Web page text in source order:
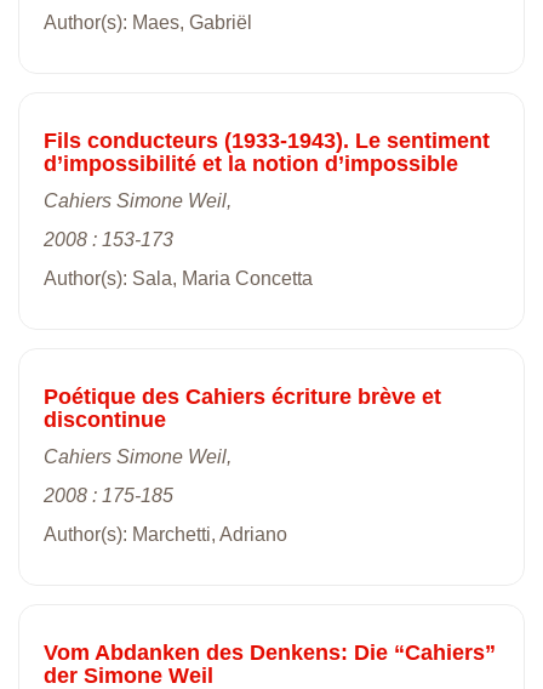
Author(s): Maes, Gabriël
Fils conducteurs (1933-1943). Le sentiment
d’impossibilité et la notion d’impossible
Cahiers Simone Weil,
2008 : 153-173
Author(s): Sala, Maria Concetta
Poétique des Cahiers écriture brève et
discontinue
Cahiers Simone Weil,
2008 : 175-185
Author(s): Marchetti, Adriano
Vom Abdanken des Denkens: Die “Cahiers”
der Simone Weil